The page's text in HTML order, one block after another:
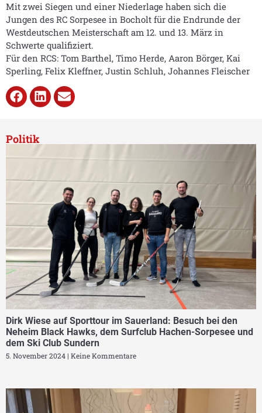
Mit zwei Siegen und einer Niederlage haben sich die
Jungen des RC Sorpesee in Bocholt für die Endrunde der
Westdeutschen Meisterschaft am 12. und 13. März in
Schwerte qualifiziert.
Für den RCS: Tom Barthel, Timo Herde, Aaron Börger, Kai
Sperling, Felix Kleffner, Justin Schluh, Johannes Fleischer
Politik
Dirk Wiese auf Sporttour im Sauerland: Besuch bei den
Neheim Black Hawks, dem Surfclub Hachen-Sorpesee und
dem Ski Club Sundern
5. November 2024 Keine Kommentare